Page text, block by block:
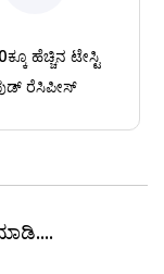
ಹೆಚ್ಚಿನ ಟೇಸ್ಟಿ
ರೆಸಿಪೀಸ್